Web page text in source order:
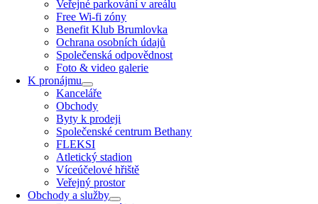
Veřejné parkování v areálu
Free Wi-fi zóny
Benefit Klub Brumlovka
Ochrana osobních údajů
Společenská odpovědnost
Foto & video galerie
K pronájmu
Kanceláře
Obchody
Byty k prodeji
Společenské centrum Bethany
FLEKSI
Atletický stadion
Víceúčelové hřiště
Veřejný prostor
Obchody a služby